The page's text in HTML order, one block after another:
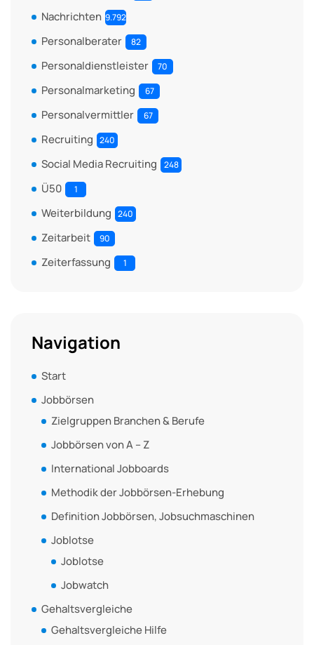
Nachrichten 9.792
Personalberater 82
Personaldienstleister 70
Personalmarketing 67
Personalvermittler 67
Recruiting 240
Social Media Recruiting 248
Ü50 1
Weiterbildung 240
Zeitarbeit 90
Zeiterfassung 1
Navigation
Start
Jobbörsen
Zielgruppen Branchen & Berufe
Jobbörsen von A – Z
International Jobboards
Methodik der Jobbörsen-Erhebung
Definition Jobbörsen, Jobsuchmaschinen
Joblotse
Joblotse
Jobwatch
Gehaltsvergleiche
Gehaltsvergleiche Hilfe